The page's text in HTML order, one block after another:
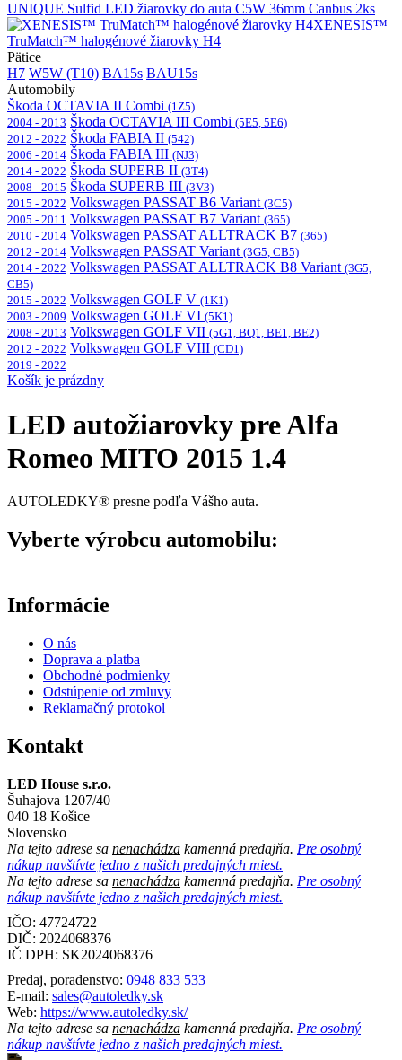
UNIQUE Sulfid LED žiarovky do auta C5W 36mm Canbus 2ks
XENESIS™
TruMatch™ halogénové žiarovky H4
Pätice
H7 W5W (T10) BA15s BAU15s
Automobily
Škoda OCTAVIA II Combi (1Z5)
2004 - 2013 Škoda OCTAVIA III Combi (5E5, 5E6)
2012 - 2022 Škoda FABIA II (542)
2006 - 2014 Škoda FABIA III (NJ3)
2014 - 2022 Škoda SUPERB II (3T4)
2008 - 2015 Škoda SUPERB III (3V3)
2015 - 2022 Volkswagen PASSAT B6 Variant (3C5)
2005 - 2011 Volkswagen PASSAT B7 Variant (365)
2010 - 2014 Volkswagen PASSAT ALLTRACK B7 (365)
2012 - 2014 Volkswagen PASSAT Variant (3G5, CB5)
2014 - 2022 Volkswagen PASSAT ALLTRACK B8 Variant (3G5,
CB5)
2015 - 2022 Volkswagen GOLF V (1K1)
2003 - 2009 Volkswagen GOLF VI (5K1)
2008 - 2013 Volkswagen GOLF VII (5G1, BQ1, BE1, BE2)
2012 - 2022 Volkswagen GOLF VIII (CD1)
2019 - 2022
Košík je prázdny
LED autožiarovky pre Alfa
Romeo MITO 2015 1.4
AUTOLEDKY® presne podľa Vášho auta.
Vyberte výrobcu automobilu:
Informácie
O nás
Doprava a platba
Obchodné podmienky
Odstúpenie od zmluvy
Reklamačný protokol
Kontakt
LED House s.r.o.
Šuhajova 1207/40
040 18 Košice
Slovensko
Na tejto adrese sa nenachádza kamenná predajňa. Pre osobný
nákup navštívte jedno z našich predajných miest.
Na tejto adrese sa nenachádza kamenná predajňa. Pre osobný
nákup navštívte jedno z našich predajných miest.
IČO: 47724722
DIČ: 2024068376
IČ DPH: SK2024068376
Predaj, poradenstvo: 0948 833 533
E-mail: sales@autoledky.sk
Web: https://www.autoledky.sk/
Na tejto adrese sa nenachádza kamenná predajňa. Pre osobný
nákup navštívte jedno z našich predajných miest.